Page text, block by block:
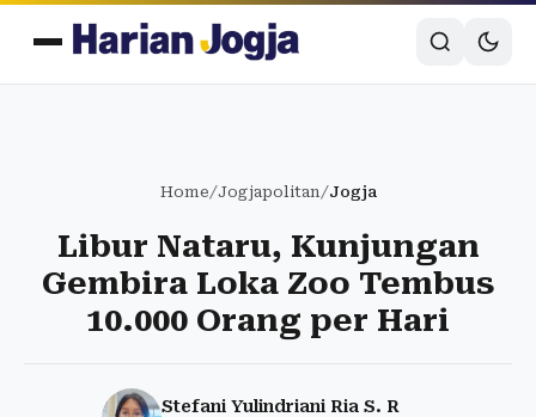
Home/Jogjapolitan/Jogja
Libur Nataru, Kunjungan
Gembira Loka Zoo Tembus
10.000 Orang per Hari
Stefani Yulindriani Ria S. R